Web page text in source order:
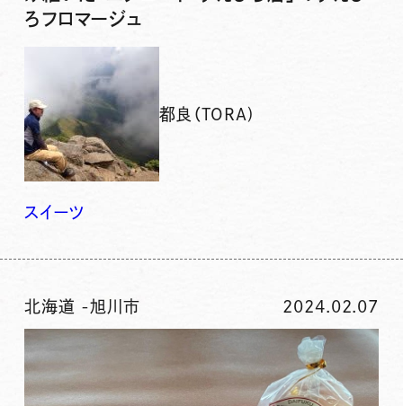
ろフロマージュ
都良（TORA)
スイーツ
北海道 -旭川市 2024.02.07